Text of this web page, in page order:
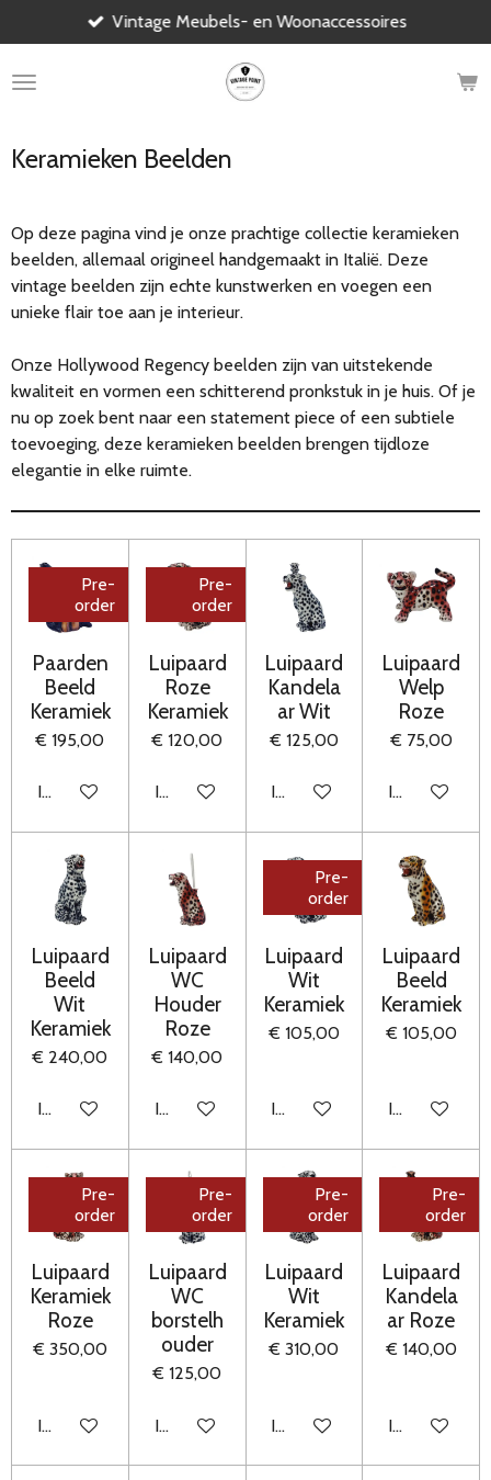
direct
naar
Vintage Meubels- en Woonaccessoires
Keramieken Beelden
Op deze pagina vind je onze prachtige collectie keramieken
beelden, allemaal origineel handgemaakt in Italië. Deze
vintage beelden zijn echte kunstwerken en voegen een
unieke flair toe aan je interieur.
Onze Hollywood Regency beelden zijn van uitstekende
kwaliteit en vormen een schitterend pronkstuk in je huis. Of je
nu op zoek bent naar een statement piece of een subtiele
toevoeging, deze keramieken beelden brengen tijdloze
elegantie in elke ruimte.
Pre-
order
Paarden
Beeld
Keramiek
€ 195,00
In winkelwagen
Pre-
order
Luipaard
Roze
Keramiek
€ 120,00
In winkelwagen
Luipaard
Kandela
ar Wit
€ 125,00
In winkelwagen
Luipaard
Welp
Roze
€ 75,00
In
Luipaard
Beeld
Wit
Keramiek
€ 240,00
In winkelwagen
Luipaard
WC
Houder
Roze
€ 140,00
In winkelwagen
Pre-
order
Luipaard
Wit
Keramiek
€ 105,00
In winkelwagen
Luipaard
Beeld
Keramiek
€ 105,00
In
Pre-
order
Luipaard
Keramiek
Roze
€ 350,00
In winkelwagen
Pre-
order
Luipaard
WC
borstelh
ouder
€ 125,00
In winkelwagen
Pre-
order
Luipaard
Wit
Keramiek
€ 310,00
In winkelwagen
Pre-
order
Luipaard
Kandela
ar Roze
€ 140,00
In